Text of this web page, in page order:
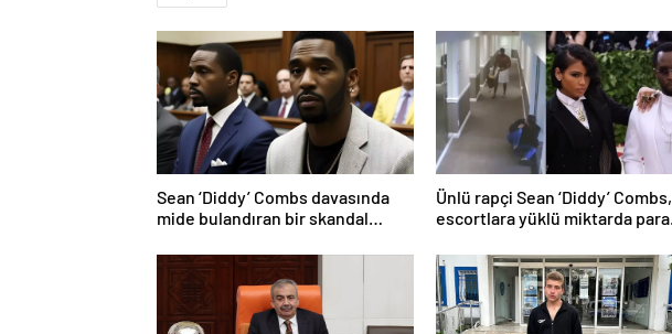
Sean ‘Diddy’ Combs davasında
mide bulandıran bir skandal
Ünlü rapçi Sean ‘Diddy’ Combs,
escortlara yüklü miktarda para